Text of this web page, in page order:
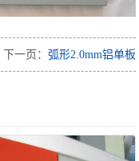
下一页： 弧形2.0mm铝单板